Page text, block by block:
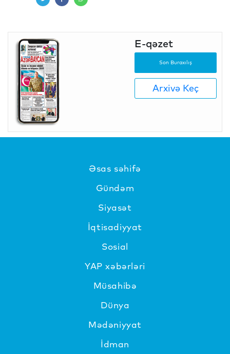
E-qəzet
Son Buraxılış
Arxivə Keç
Əsas səhifə
Gündəm
Siyasət
İqtisadiyyat
Sosial
YAP xəbərləri
Müsahibə
Dünya
Mədəniyyat
İdman